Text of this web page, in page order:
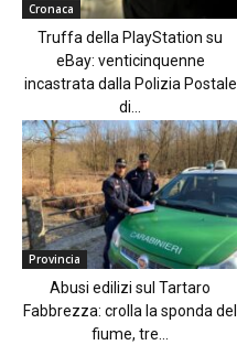
Cronaca
Truffa della PlayStation su
eBay: venticinquenne
incastrata dalla Polizia Postale
di...
Provincia
Abusi edilizi sul Tartaro
Fabbrezza: crolla la sponda del
fiume, tre...